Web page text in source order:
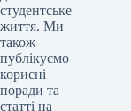
студентське
життя. Ми
також
публікуємо
корисні
поради та
статті на